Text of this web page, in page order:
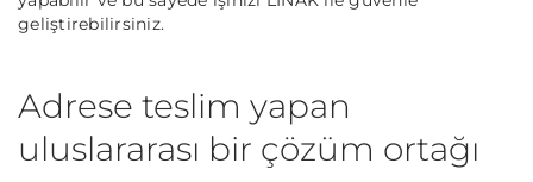
geliştirebilirsiniz.
Adrese teslim yapan
uluslararası bir çözüm ortağı